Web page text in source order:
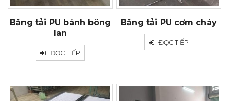
Băng tải PU bánh bông
lan
ĐỌC TIẾP
Băng tải PU cơm cháy
ĐỌC TIẾP